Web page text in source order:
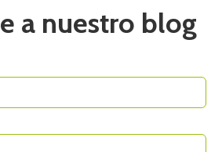
a nuestro blog